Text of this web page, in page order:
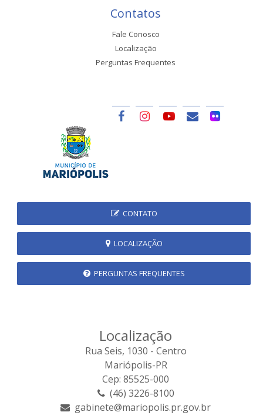
Contatos
Fale Conosco
Localização
Perguntas Frequentes
CONTATO
LOCALIZAÇÃO
PERGUNTAS FREQUENTES
Localização
Rua Seis, 1030 - Centro
Mariópolis-PR
Cep: 85525-000
(46) 3226-8100
gabinete@mariopolis.pr.gov.br